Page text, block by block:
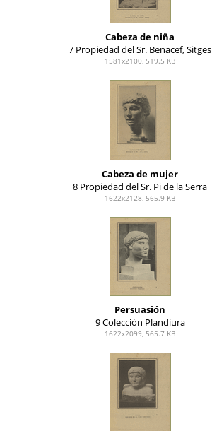
Cabeza de niña
7 Propiedad del Sr. Benacef, Sitges
1581x2100, 519.5 KB
Cabeza de mujer
8 Propiedad del Sr. Pi de la Serra
1622x2128, 565.9 KB
Persuasión
9 Colección Plandiura
1622x2099, 565.7 KB